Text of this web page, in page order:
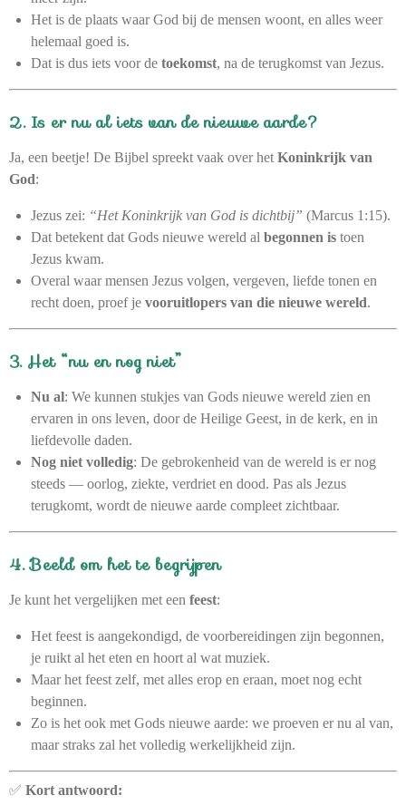
Het is de plaats waar God bij de mensen woont, en alles weer
helemaal goed is.
Dat is dus iets voor de toekomst, na de terugkomst van Jezus.
2. Is er nu al iets van de nieuwe aarde?
Ja, een beetje! De Bijbel spreekt vaak over het Koninkrijk van
God:
Jezus zei: “Het Koninkrijk van God is dichtbij” (Marcus 1:15).
Dat betekent dat Gods nieuwe wereld al begonnen is toen
Jezus kwam.
Overal waar mensen Jezus volgen, vergeven, liefde tonen en
recht doen, proef je vooruitlopers van die nieuwe wereld.
3. Het “nu en nog niet”
Nu al: We kunnen stukjes van Gods nieuwe wereld zien en
ervaren in ons leven, door de Heilige Geest, in de kerk, en in
liefdevolle daden.
Nog niet volledig: De gebrokenheid van de wereld is er nog
steeds — oorlog, ziekte, verdriet en dood. Pas als Jezus
terugkomt, wordt de nieuwe aarde compleet zichtbaar.
4. Beeld om het te begrijpen
Je kunt het vergelijken met een feest:
Het feest is aangekondigd, de voorbereidingen zijn begonnen,
je ruikt al het eten en hoort al wat muziek.
Maar het feest zelf, met alles erop en eraan, moet nog echt
beginnen.
Zo is het ook met Gods nieuwe aarde: we proeven er nu al van,
maar straks zal het volledig werkelijkheid zijn.
✅ Kort antwoord: